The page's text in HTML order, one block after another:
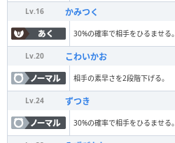
Lv.16 かみつく
30%の確率で相手をひるませる。
Lv.20 こわいかお
相手の素早さを2段階下げる。
Lv.24 ずつき
30%の確率で相手をひるませる。